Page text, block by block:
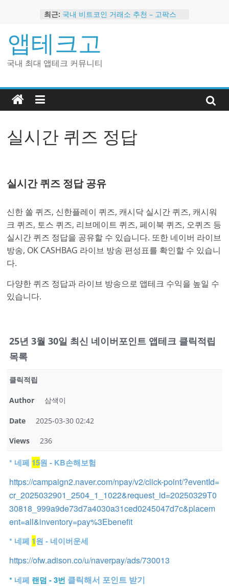
content
최근: 국내 비트코인 거래소 추천 – 고팍스
트
2024 강력히 추천하는 은행 멤버십 현
금 앱테크
해외 코인 거래소 추천 순위 BEST 2
앱테크고
국내 최대 앱테크 커뮤니티
실시간 퀴즈 정답
실시간 퀴즈 정답 공유
신한 쏠 퀴즈, 신한플레이 퀴즈, 캐시닥 실시간 퀴즈, 캐시워
크 퀴즈, 토스 퀴즈, 리브메이트 퀴즈, 페이북 퀴즈, 오퀴즈 등
실시간 퀴즈 정답을 공유할 수 있습니다. 또한 네이버 라이브
방송, OK CASHBAG 라이브 방송 편성표를 확인할 수 있습니
다.
다양한 퀴즈 정답과 라이브 방송으로 앱테크 수익을 높일 수
있습니다.
25년 3월 30일 최신 네이버포인트 앱테크 클릭적립
목록
클릭적립
Author 삼색이
Date 2025-03-30 02:42
Views 236
* 네페 15원 - KB손해보험
https://campaign2.naver.com/npay/v2/click-point/?eventId=
cr_2025032901_2504_1_1022&request_id=20250329T0
30818_999a9de73d7a4030a31ced0245047d7c&placem
ent=all&inventory=pay%3Ebenefit
* 네페 1원 - 네이버운세
https://ofw.adison.co/u/naverpay/ads/730013
* 네페 랜덤 - 3번 클릭해서 포인트 받기